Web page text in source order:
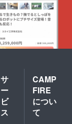
サ
ー
ビ
ス
CAMP
FIRE
につい
て